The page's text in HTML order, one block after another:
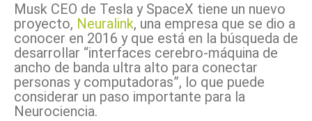
Musk CEO de Tesla y SpaceX tiene un nuevo
proyecto, Neuralink, una empresa que se dio a
conocer en 2016 y que está en la búsqueda de
desarrollar “interfaces cerebro-máquina de
ancho de banda ultra alto para conectar
personas y computadoras”, lo que puede
considerar un paso importante para la
Neurociencia.